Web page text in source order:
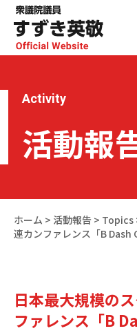
Activity
活動報
ホーム > 活動報告 > Topics
連カンファレンス「B Dash
日本最大規模の
ファレンス「B